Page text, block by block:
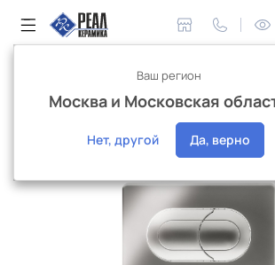
Сантехника и аксессуары Инстaлляционные
Интернет-магазин
Ваш регион
Москва и Московская
Нет, другой Да, верно